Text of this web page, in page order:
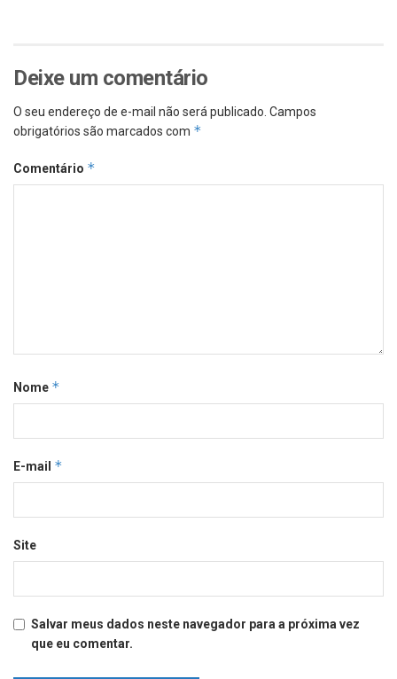
Deixe um comentário
O seu endereço de e-mail não será publicado. Campos
obrigatórios são marcados com *
Comentário *
Nome *
E-mail *
Site
Salvar meus dados neste navegador para a próxima vez
que eu comentar.